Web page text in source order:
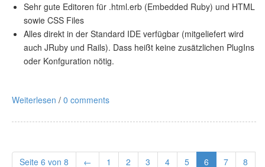
Sehr gute Editoren für .html.erb (Embedded Ruby) und HTML
sowie CSS Files
Alles direkt in der Standard IDE verfügbar (mitgeliefert wird
auch JRuby und Rails). Dass heißt keine zusätzlichen PlugIns
oder Konfguration nötig.
Weiterlesen / 0 comments
Seite 6 von 8 ← 1 2 3 4 5 6 7 8